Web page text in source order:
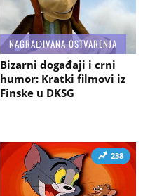
NAGRAĐIVANA OSTVARENJA
Bizarni događaji i crni
humor: Kratki filmovi iz
Finske u DKSG
238